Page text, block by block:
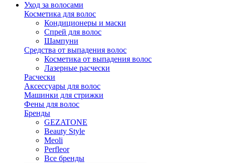
Уход за волосами
Косметика для волос
Кондиционеры и маски
Спрей для волос
Шампуни
Средства от выпадения волос
Косметика от выпадения волос
Лазерные расчески
Расчески
Аксессуары для волос
Машинки для стрижки
Фены для волос
Бренды
GEZATONE
Beauty Style
Meoli
Perfleor
Все бренды